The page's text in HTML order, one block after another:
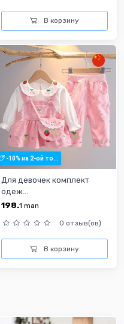
В корзину
-10% на 2-ой то...
Для девочек комплект
одеж...
198.1 man
0 отзыв(ов)
В корзину